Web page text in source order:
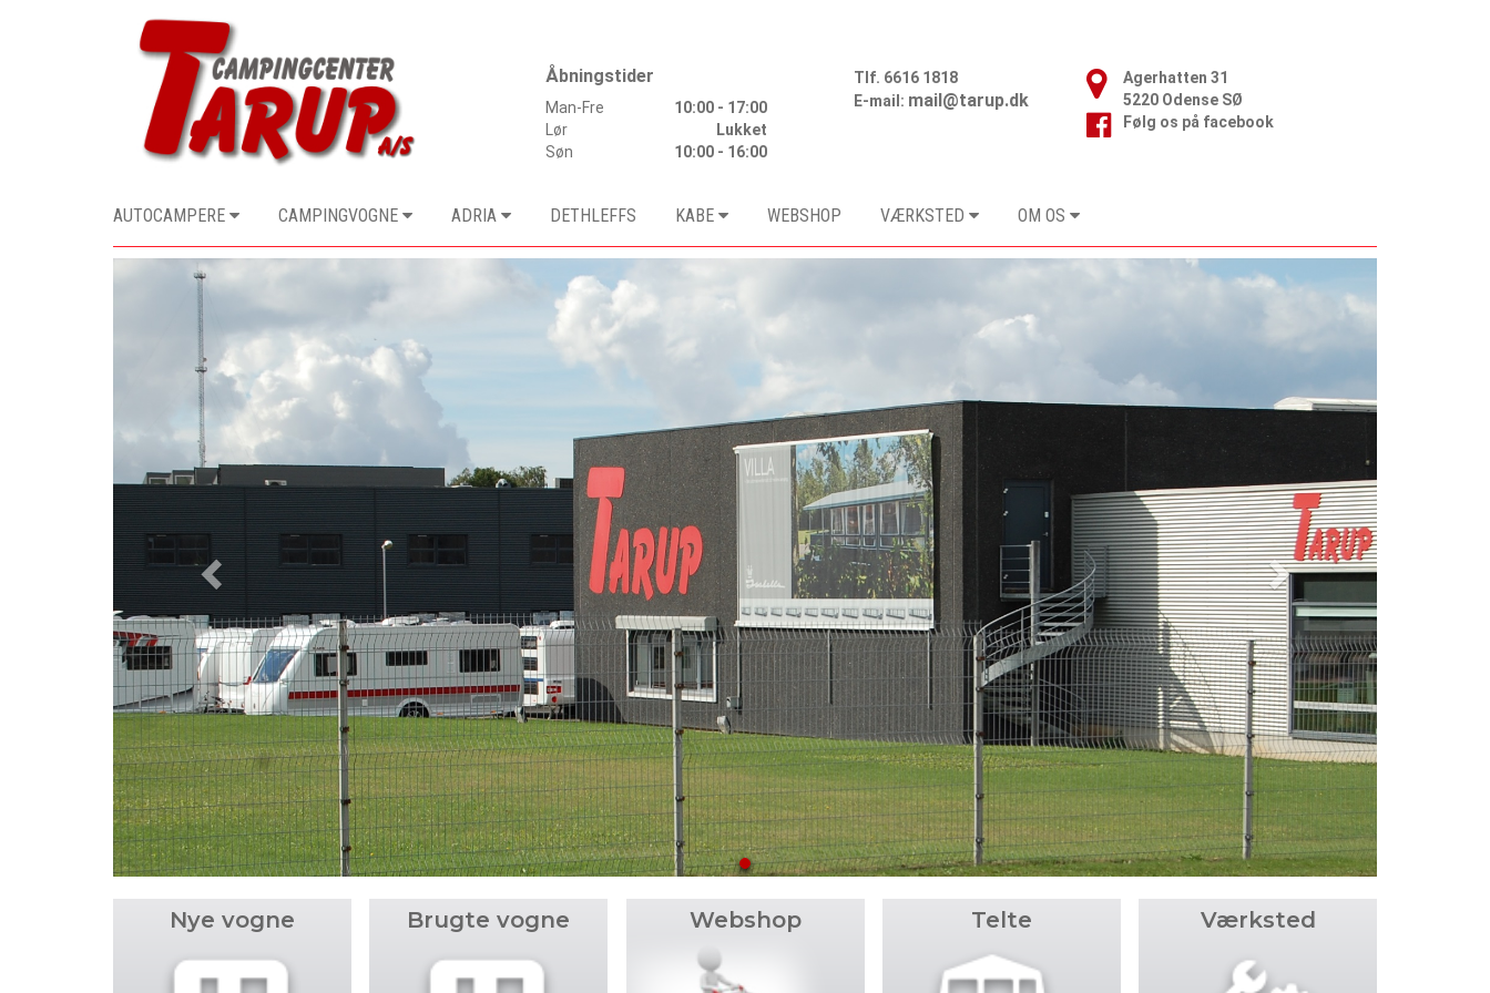
Åbningstider
Man-Fre
10:00 - 17:00
Lør
Lukket
Søn
10:00 - 16:00
Tlf. 6616 1818
E-mail: mail@tarup.dk
Agerhatten 31
5220 Odense SØ
Følg os på facebook
AUTOCAMPERE CAMPINGVOGNE ADRIA DETHLEFFS KABE WEBSHOP VÆRKSTED OM OS
Previous
Nye vogne Brugte vogne Webshop Telte Værksted